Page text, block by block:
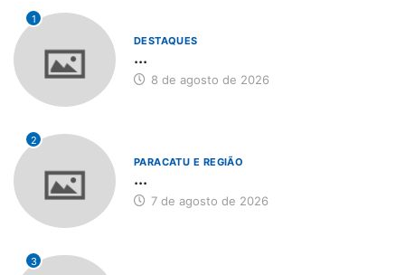
1
DESTAQUES
...
8 de agosto de 2026
2
PARACATU E REGIÃO
...
7 de agosto de 2026
3